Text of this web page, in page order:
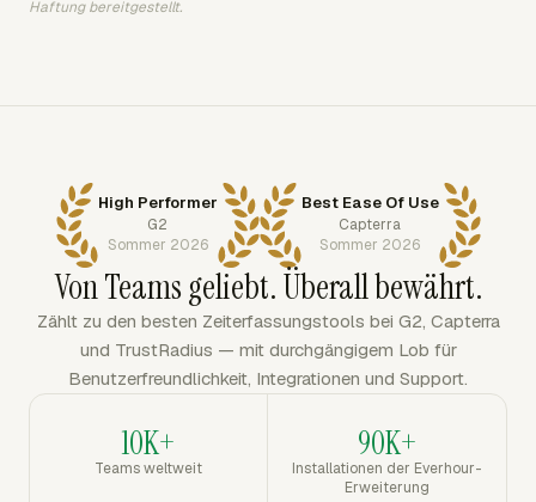
Haftung bereitgestellt.
High Performer
G2
Sommer 2026
Best Ease Of Use
Capterra
Sommer 2026
Von Teams geliebt. Überall bewährt.
Zählt zu den besten Zeiterfassungstools bei G2, Capterra
und TrustRadius — mit durchgängigem Lob für
Benutzerfreundlichkeit, Integrationen und Support.
10K+
Teams weltweit
90K+
Installationen der Everhour-
Erweiterung